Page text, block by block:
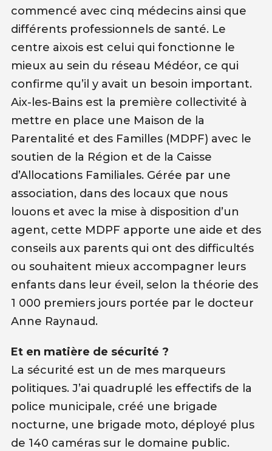
commencé avec cinq médecins ainsi que
différents professionnels de santé. Le
centre aixois est celui qui fonctionne le
mieux au sein du réseau Médéor, ce qui
confirme qu’il y avait un besoin important.
Aix-les-Bains est la première collectivité à
mettre en place une Maison de la
Parentalité et des Familles (MDPF) avec le
soutien de la Région et de la Caisse
d’Allocations Familiales. Gérée par une
association, dans des locaux que nous
louons et avec la mise à disposition d’un
agent, cette MDPF apporte une aide et des
conseils aux parents qui ont des difficultés
ou souhaitent mieux accompagner leurs
enfants dans leur éveil, selon la théorie des
1 000 premiers jours portée par le docteur
Anne Raynaud.
Et en matière de sécurité ?
La sécurité est un de mes marqueurs
politiques. J’ai quadruplé les effectifs de la
police municipale, créé une brigade
nocturne, une brigade moto, déployé plus
de 140 caméras sur le domaine public.